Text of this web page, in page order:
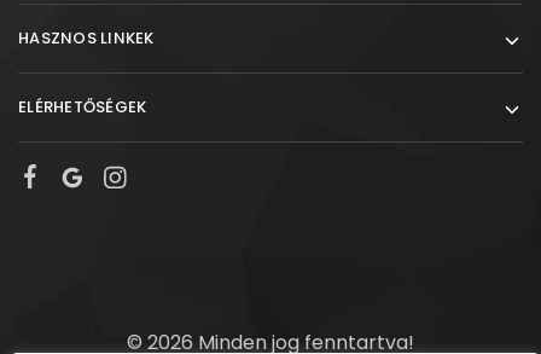
HASZNOS LINKEK
ELÉRHETŐSÉGEK
© 2026 Minden jog fenntartva!